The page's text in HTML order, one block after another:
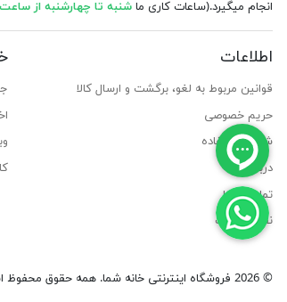
انجام میگیرد.(ساعات کاری ما شنبه تا چهارشنبه از ساعت 9 الی 17
اطلاعات
قوانین مربوط به لغو، برگشت و ارسال کالا
حریم خصوصی
شرایط استفاده
درباره ما
تماس با ما
نقشه سایت
© 2026 فروشگاه اینترنتی خانه شما. همه حقوق محفوظ است.